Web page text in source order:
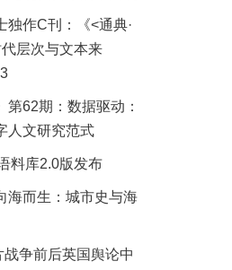
独作C刊：《<通典·
层次与文本来
第62期：数据驱动：
人文研究范式
料库2.0版发布
海而生：城市史与海
争前后英国舆论中